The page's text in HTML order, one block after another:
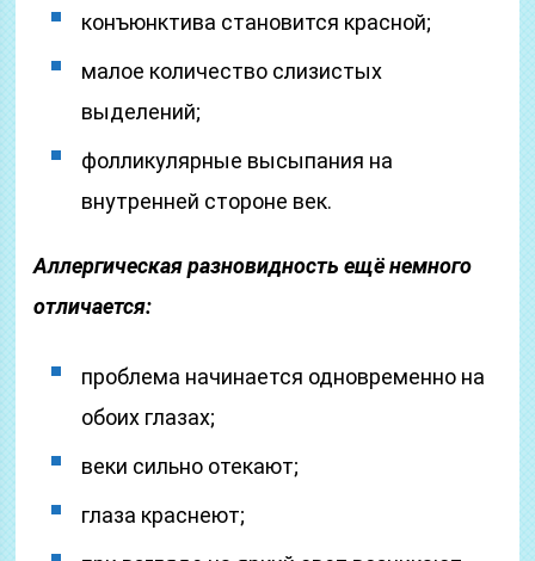
конъюнктива становится красной;
малое количество слизистых
выделений;
фолликулярные высыпания на
внутренней стороне век.
Аллергическая разновидность ещё немного
отличается:
проблема начинается одновременно на
обоих глазах;
веки сильно отекают;
глаза краснеют;